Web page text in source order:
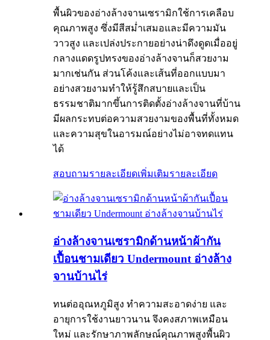
พื้นผิวของอ่างล้างจานเซรามิกใช้การเคลือบ
คุณภาพสูง ซึ่งมีสีสม่ำเสมอและมีความมัน
วาวสูง และเปล่งประกายอย่างน่าดึงดูดเมื่ออยู่
กลางแดดรูปทรงของอ่างล้างจานก็สวยงาม
มากเช่นกัน ส่วนโค้งและเส้นที่ออกแบบมา
อย่างสวยงามทำให้รู้สึกสบายและเป็น
ธรรมชาติมากขึ้นการติดตั้งอ่างล้างจานที่บ้าน
มีผลกระทบต่อความสวยงามของพื้นที่ทั้งหมด
และความสุขในอารมณ์อย่างไม่อาจทดแทน
ได้
สอบถามรายละเอียดเพิ่มเติมรายละเอียด
อ่างล้างจานเซรามิกด้านหน้าผ้ากัน
เปื้อนชามเดียว Undermount อ่างล้าง
จานบ้านไร่
ทนต่ออุณหภูมิสูง ทำความสะอาดง่าย และ
อายุการใช้งานยาวนาน จึงคงสภาพเหมือน
ใหม่ และรักษาภาพลักษณ์คุณภาพสูงพื้นผิว